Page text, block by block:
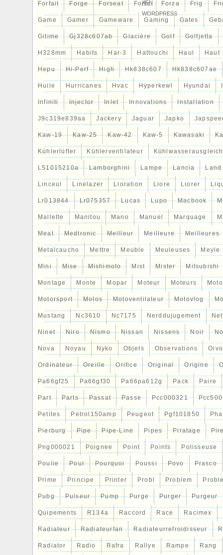
Forfait Forge Forseat Forte Forza Frig
Game Gamer Gameware Gaming Gates
Gitime Gj328c607ab Glacière Golf Golfjetta
H328mm Habits Har-3 Hattouchi Haul Haut
Hepu Hi-Perf High Hk838c607 Hk838c607ae
Huile Hurricanes Hvac Hyperkewl Hyundai
Infiniti Injector Inlet Innovations Installation
J9c319e839aa Jackery Jaguar Japko
Kaw-19 Kaw-25 Kaw-42 Kaw-5 Kawasaki
Kühlerlüfter Kühlerventilateur
L51015210a Lamborghini Lampe Lancia Land
Linceul Linelazer Lioration Liore Liorer
Lr013844 Lr075357 Lucas Lupo Macbook
Mallette Manitou Mano Manuel Marquage
Meat Medtronic Meilleur Meilleure Meilleures
Metalcaucho Mettre Meuble Meuleuses Meyle
Mini Mise Mishimoto Mist Mister Mitsubishi
Montage Monte Mopar Moteur Moteurs Moto
Motorsport Motos Motoventilateur Motovlog
Mustang Nc3610 Nc7175 Nerddujugement
Ninet Niro Nismo Nissan Nissens Noir
Nova Noyau Nyko Objets Observations Oivo
Ordinateur Oreille Orifice Original Origine
Pa66gf25 Pa66gf30 Pa66pa612g Pack Paire
Part Parts Passat Passe Pcc000321
Petites Petrol150amp Peugeot Pgf101850
Pierburg Pipe Pipe-Line Pipes Piratage
Png000021 Poignee Point Points Polisseuse
Poulie Pour Pourquoi Poussi Povo Prasco
Prime Principe Printer Probl Problem
Pubg Pulseur Pump Purge Purger Purgeur
Quipements R134a Raccord Race Racimex
Radiateur Radiateurfan Radiateurrefroidisseur
Radiator Radio Rafra Rallye Rampe Rang
XFN
WORDPRESS